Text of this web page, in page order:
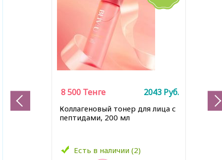
Коллагеновый тонер для лица с
пептидами, 200 мл
Есть в наличии (2)
8 500 Тенге 2043 Руб.